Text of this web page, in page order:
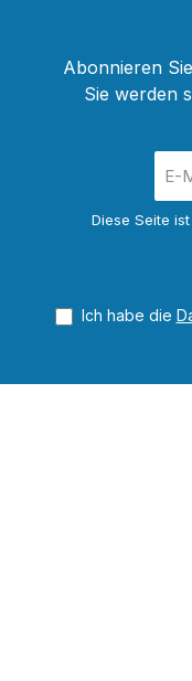
Abonnieren
Sie werden
Mail-
Diese Seite
Ich habe die